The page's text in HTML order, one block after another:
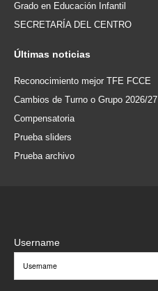
Grado en Educación Infantil
SECRETARÍA DEL CENTRO
Últimas noticias
Reconocimiento mejor TFE FCCE
Cambios de Turno o Grupo 2026/27
Compensatoria
Prueba sliders
Prueba archivo
Username